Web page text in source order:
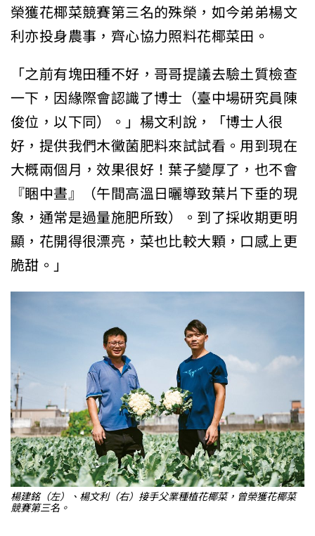
榮獲花椰菜競賽第三名的殊榮，如今弟弟楊文
利亦投身農事，齊心協力照料花椰菜田。
「之前有塊田種不好，哥哥提議去驗土質檢查
一下，因緣際會認識了博士（臺中場研究員陳
俊位，以下同）。」楊文利說，「博士人很
好，提供我們木黴菌肥料來試試看。用到現在
大概兩個月，效果很好！葉子變厚了，也不會
『睏中晝』（午間高溫日曬導致葉片下垂的現
象，通常是過量施肥所致）。到了採收期更明
顯，花開得很漂亮，菜也比較大顆，口感上更
脆甜。」
楊建銘（左）、楊文利（右）接手父業種植花椰菜，曾榮獲花椰菜
競賽第三名。